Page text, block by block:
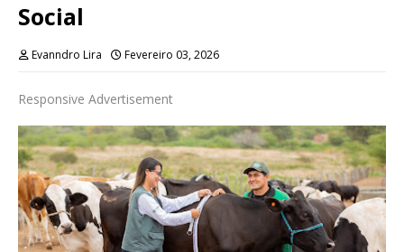
Social
Evanndro Lira Fevereiro 03, 2026
Responsive Advertisement